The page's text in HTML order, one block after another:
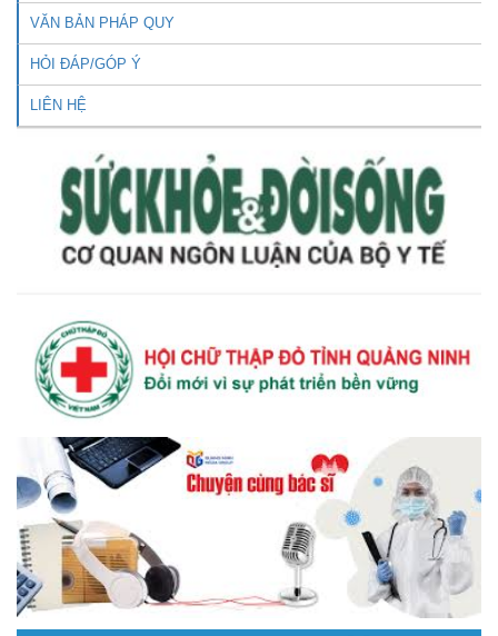
VĂN BẢN PHÁP QUY
HỎI ĐÁP/GÓP Ý
LIÊN HỆ